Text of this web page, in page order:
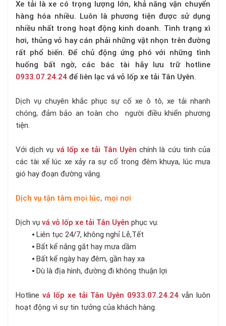
Xe tải là xe có trọng lượng lớn, khả năng vận chuyển
hàng hóa nhiều. Luôn là phương tiện được sử dụng
nhiều nhất trong hoạt động kinh doanh. Tình trạng xì
hơi, thủng vỏ hay cán phải những vật nhọn trên đường
rất phổ biến. Để chủ động ứng phó với những tình
huống bất ngờ, các bác tài hãy lưu trữ hotline
0933.07.24.24 để liên lạc vá vỏ lốp xe tải Tân Uyên.
Dịch vụ chuyên khắc phục sự cố xe ô tô, xe tải nhanh
chóng, đảm bảo an toàn cho người điều khiển phương
tiện.
Với dịch vụ vá lốp xe tải Tân Uyên chính là cứu tinh của
các tài xế lúc xe xảy ra sự cố trong đêm khuya, lúc mưa
gió hay đoạn đường vắng.
Dịch vụ tận tâm mọi lúc, mọi nơi
Dịch vụ vá vỏ lốp xe tải Tân Uyên phục vụ:
⦁ Liên tục 24/7, không nghỉ Lễ,Tết
⦁ Bất kể nắng gắt hay mưa dầm
⦁ Bất kể ngày hay đêm, gần hay xa
⦁ Dù là địa hình, đường đi không thuận lợi
Hotline vá lốp xe tải Tân Uyên 0933.07.24.24 vẫn luôn
hoạt động vì sự tin tưởng của khách hàng.